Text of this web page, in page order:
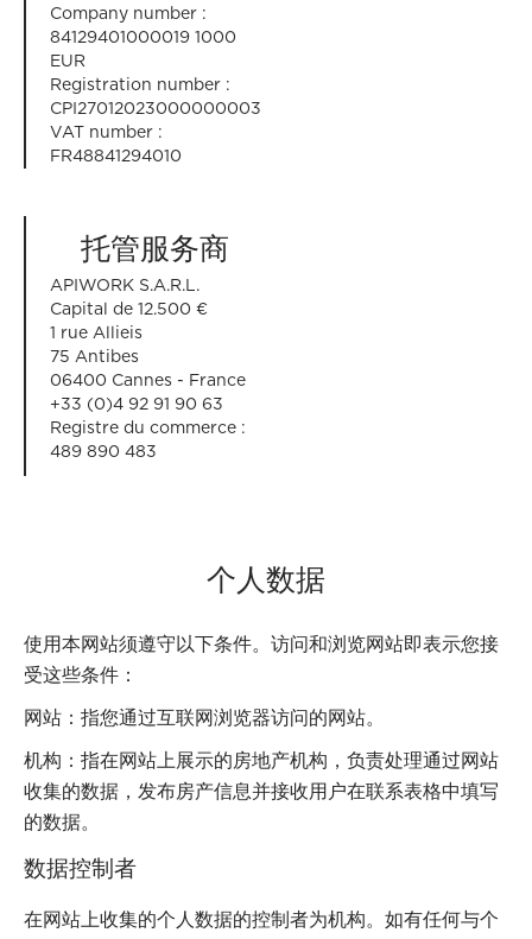
Company number :
84129401000019 1000
EUR
Registration number :
CPI27012023000000003
VAT number :
FR48841294010
托管服务商
APIWORK S.A.R.L.
Capital de 12.500 €
1 rue Allieis
75 Antibes
06400 Cannes - France
+33 (0)4 92 91 90 63
Registre du commerce :
489 890 483
个人数据
使用本网站须遵守以下条件。访问和浏览网站即表示您接
受这些条件：
网站：指您通过互联网浏览器访问的网站。
机构：指在网站上展示的房地产机构，负责处理通过网站
收集的数据，发布房产信息并接收用户在联系表格中填写
的数据。
数据控制者
在网站上收集的个人数据的控制者为机构。如有任何与个